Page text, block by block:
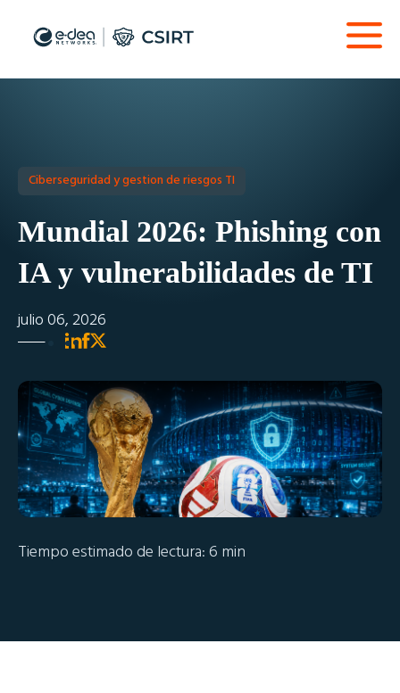
Ciberseguridad y gestion de riesgos TI
Mundial 2026: Phishing con
IA y vulnerabilidades de TI
julio 06, 2026
Tiempo estimado de lectura: 6 min